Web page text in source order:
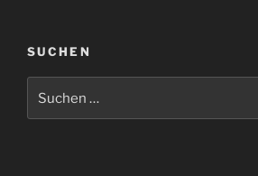
SUCHEN
nach: